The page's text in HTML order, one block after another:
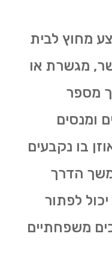
מחוץ לבית
מגשרת או
מספר
ומנסים
בו נקבעים
הדרך
לפתור
משפחתיים